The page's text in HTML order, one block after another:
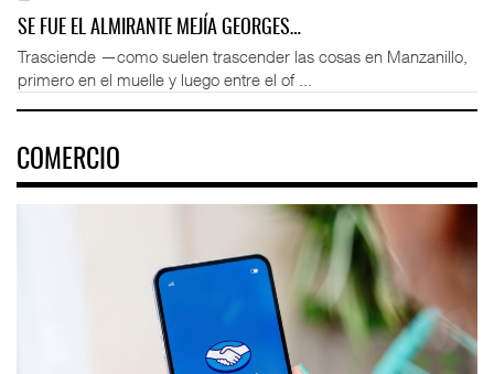
SE FUE EL ALMIRANTE MEJÍA GEORGES…
Trasciende —como suelen trascender las cosas en Manzanillo,
primero en el muelle y luego entre el of ...
COMERCIO